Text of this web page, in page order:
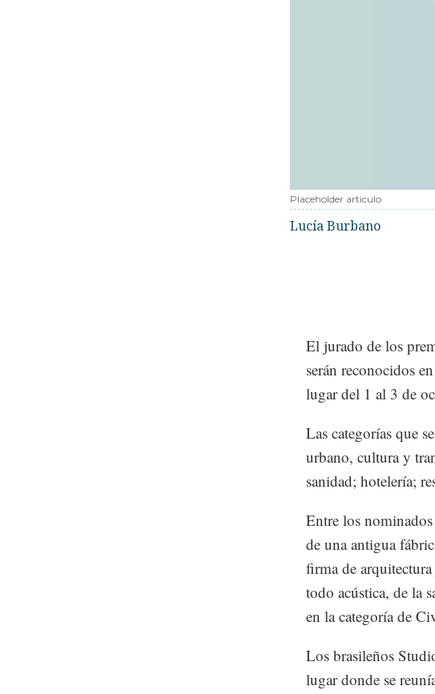
Placeholder articulo
Lucía Burbano
El jurado de los
serán reconocidos
lugar del 1 al 3 de
Las categorías que
urbano, cultura y
sanidad; hotelería;
Entre los
de una antigua
firma de
todo acústica, de la
en la categoría de
Los brasileños
lugar donde se